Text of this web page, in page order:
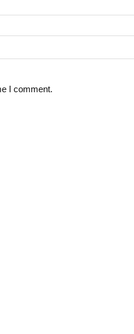
I comment.